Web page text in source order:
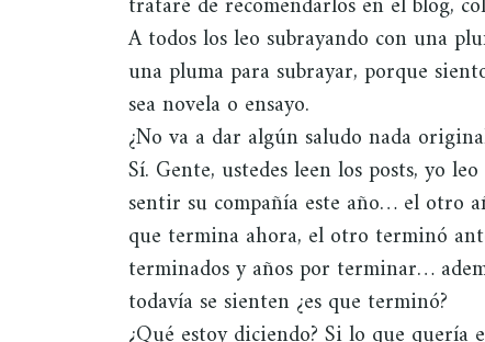
A todos los leo subrayando con una
una pluma para subrayar, porque
sea novela o ensayo.
¿No va a dar algún saludo nada
Sí. Gente, ustedes leen los posts, yo
sentir su compañía este año… el otro
que termina ahora, el otro terminó
terminados y años por terminar…
todavía se sienten ¿es que terminó?